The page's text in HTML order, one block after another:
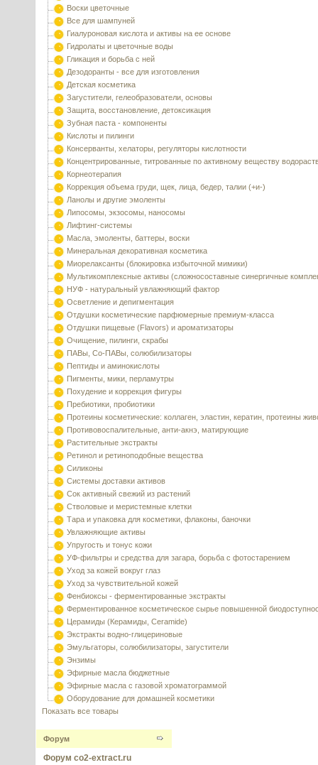
Воски цветочные
Все для шампуней
Гиалуроновая кислота и активы на ее основе
Гидролаты и цветочные воды
Гликация и борьба с ней
Дезодоранты - все для изготовления
Детская косметика
Загустители, гелеобразователи, основы
Защита, восстановление, детоксикация
Зубная паста - компоненты
Кислоты и пилинги
Консерванты, хелаторы, регуляторы кислотности
Концентрированные, титрованные по активному веществу
Корнеотерапия
Коррекция объема груди, щек, лица, бедер, талии (+и-)
Ланолы и другие эмоленты
Липосомы, экзосомы, наносомы
Лифтинг-системы
Масла, эмоленты, баттеры, воски
Минеральная декоративная косметика
Миорелаксанты (блокировка избыточной мимики)
Мультикомплексные активы (сложносоставные синергичные
НУФ - натуральный увлажняющий фактор
Осветление и депигментация
Отдушки косметические парфюмерные премиум-класса
Отдушки пищевые (Flavors) и ароматизаторы
Очищение, пилинги, скрабы
ПАВы, Со-ПАВы, солюбилизаторы
Пептиды и аминокислоты
Пигменты, мики, перламутры
Похудение и коррекция фигуры
Пребиотики, пробиотики
Протеины косметические: коллаген, эластин, кератин, протеины
Противовоспалительные, анти-акнэ, матирующие
Растительные экстракты
Ретинол и ретиноподобные вещества
Силиконы
Системы доставки активов
Сок активный свежий из растений
Стволовые и меристемные клетки
Тара и упаковка для косметики, флаконы, баночки
Увлажняющие активы
Упругость и тонус кожи
УФ-фильтры и средства для загара, борьба с фотостарением
Уход за кожей вокруг глаз
Уход за чувствительной кожей
Фенбиоксы - ферментированные экстракты
Ферментированное косметическое сырье повышенной
Церамиды (Керамиды, Ceramide)
Экстракты водно-глицериновые
Эмульгаторы, солюбилизаторы, загустители
Энзимы
Эфирные масла бюджетные
Эфирные масла с газовой хроматограммой
Оборудование для домашней косметики
Показать все товары
Форум
Форум co2-extract.ru